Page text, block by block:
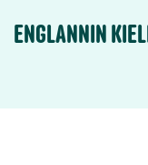
ENGLANNIN